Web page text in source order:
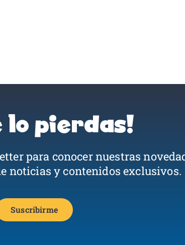
lo pierdas!
para conocer nuestras
noticias y contenidos exclusivos.
Suscribirme